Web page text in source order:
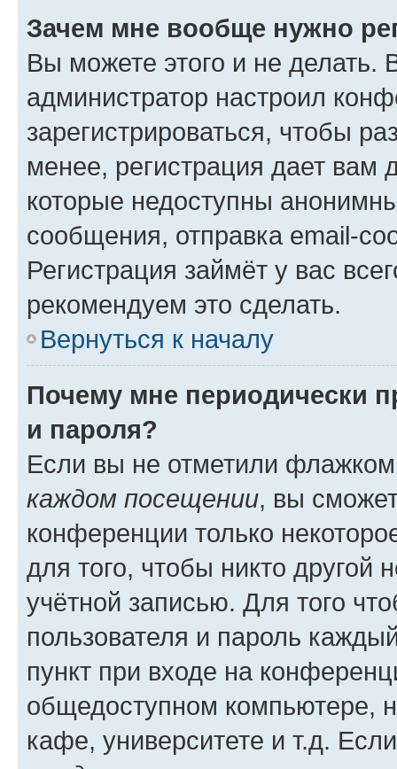
Зачем мне вообще нужно
Вы можете этого и не делать.
администратор настроил
зарегистрироваться, чтобы
менее, регистрация дает вам
которые недоступны
сообщения, отправка email-
Регистрация займёт у вас
рекомендуем это сделать.
Вернуться к началу
Почему мне периодически
и пароля?
Если вы не отметили
каждом посещении, вы
конференции только
для того, чтобы никто другой
учётной записью. Для того
пользователя и пароль
пункт при входе на
общедоступном компьютере,
кафе, университете и т.д.